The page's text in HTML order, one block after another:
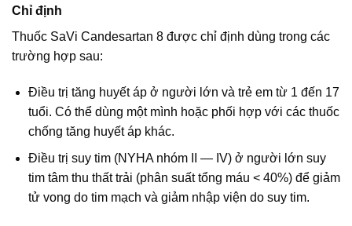
Chỉ định
Thuốc SaVi Candesartan 8 được chỉ định dùng trong các
trường hợp sau:
Điều trị tăng huyết áp ở người lớn và trẻ em từ 1 đến 17
tuổi. Có thể dùng một mình hoặc phối hợp với các thuốc
chống tăng huyết áp khác.
Điều trị suy tim (NYHA nhóm II — IV) ở người lớn suy
tim tâm thu thất trải (phân suất tổng máu < 40%) để giảm
tử vong do tim mạch và giảm nhập viện do suy tim.